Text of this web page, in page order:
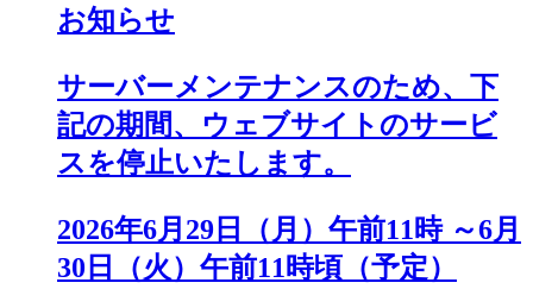
お知らせ
サーバーメンテナンスのため、下
記の期間、ウェブサイトのサービ
スを停止いたします。
2026年6月29日（月）午前11時 ～6月
30日（火）午前11時頃（予定）